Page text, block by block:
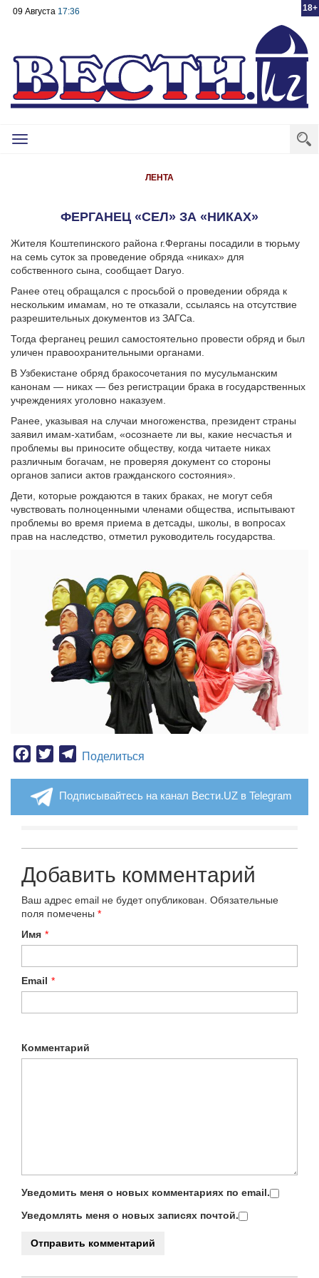
18+
09 Августа 17:36
Toggle
ЛЕНТА
ФЕРГАНЕЦ «СЕЛ» ЗА «НИКАХ»
Жителя Коштепинского района г.Ферганы посадили в тюрьму
на семь суток за проведение обряда «никах» для
собственного сына, сообщает Daryo.
Ранее отец обращался с просьбой о проведении обряда к
нескольким имамам, но те отказали, ссылаясь на отсутствие
разрешительных документов из ЗАГСа.
Тогда ферганец решил самостоятельно провести обряд и был
уличен правоохранительными органами.
В Узбекистане обряд бракосочетания по мусульманским
канонам — никах — без регистрации брака в государственных
учреждениях уголовно наказуем.
Ранее, указывая на случаи многоженства, президент страны
заявил имам-хатибам, «осознаете ли вы, какие несчастья и
проблемы вы приносите обществу, когда читаете никах
различным богачам, не проверяя документ со стороны
органов записи актов гражданского состояния».
Дети, которые рождаются в таких браках, не могут себя
чувствовать полноценными членами общества, испытывают
проблемы во время приема в детсады, школы, в вопросах
прав на наследство, отметил руководитель государства.
Facebook
TwitterTelegram
Поделиться
Подписывайтесь на канал Вести.UZ в Telegram
Добавить комментарий
Ваш адрес email не будет опубликован. Обязательные
поля помечены *
Имя *
Email *
Комментарий
Уведомить меня о новых комментариях по email.
Уведомлять меня о новых записях почтой.